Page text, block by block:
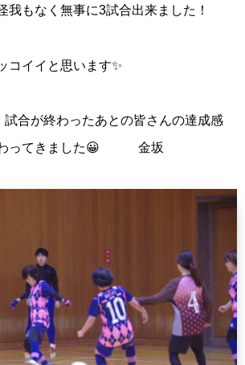
我もなく無事に3試合出来ました！
コイイと思います✨
合が終わったあとの皆さんの達成感
わってきました😀 金坂